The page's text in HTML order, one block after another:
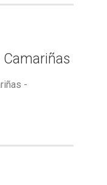
Camariñas
-